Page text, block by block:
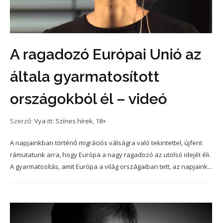
A ragadozó Európai Unió az
általa gyarmatosított
országokból él – videó
Szerző: Vya itt: Színes hírek 18+
A napjainkban történő migrációs válságra való tekintettel, újfent
rámutatunk arra, hogy Európa a nagy ragadozó az utolsó idejét éli.
A gyarmatosítás, amit Európa a világ országaiban tett, az napjaink...